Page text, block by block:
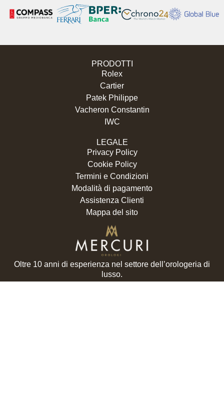
PRODOTTI
Rolex
Cartier
Patek Philippe
Vacheron Constantin
IWC
LEGALE
Privacy Policy
Cookie Policy
Termini e Condizioni
Modalità di pagamento
Assistenza Clienti
Mappa del sito
Oltre 10 anni di esperienza nel settore dell’orologeria di
lusso.